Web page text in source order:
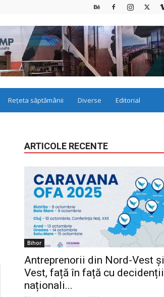
Rețeta săptămânii Diverse Editorial
ARTICOLE RECENTE
Bihor
Antreprenorii din Nord-Vest și
Vest, față în față cu decidenții
naționali...